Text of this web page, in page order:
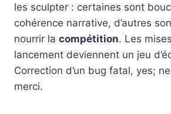
les sculpter : certaines sont
cohérence narrative, d’autres
nourrir la compétition. Les
lancement deviennent un jeu
Correction d’un bug fatal, yes;
merci.